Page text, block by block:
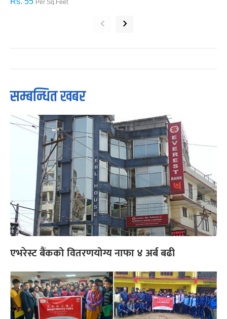
Per Sq.Feet
‹ ›
सम्बन्धित खबर
एभरेस्ट बैंकको वितरणयोग्य नाफा ४ अर्ब बढी